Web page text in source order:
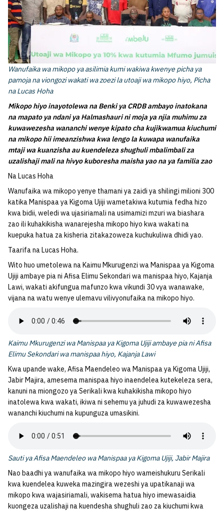
Wanufaika wa mikopo ya asilimia kumi wakiwa kwenye picha ya
pamoja na viongozi wakati wa zoezi la utoaji wa mikopo hiyo, Picha
na Lucas Hoha
Mikopo hiyo inayotolewa na Benki ya CRDB ambayo inatokana
na mapato ya ndani ya Halmashauri ni moja ya njia muhimu za
kuwawezesha wananchi wenye kipato cha kujikwamua kiuchumi
na mikopo hii imeanzishwa kwa lengo la kuwapa wanufaika
mtaji wa kuanzisha au kuendeleza shughuli mbalimbali za
uzalishaji mali na hivyo kuboresha maisha yao na ya familia zao
Na Lucas Hoha
Wanufaika wa mikopo yenye thamani ya zaidi ya shilingi milioni 300
katika Manispaa ya Kigoma Ujiji wametakiwa kutumia fedha hizo
kwa bidii, weledi wa ujasiriamali na usimamizi mzuri wa biashara
zao ili kuhakikisha wanarejesha mikopo hiyo kwa wakati na
kuepuka hatua za kisheria zitakazoweza kuchukuliwa dhidi yao.
Taarifa na Lucas Hoha.
Wito huo umetolewa na Kaimu Mkurugenzi wa Manispaa ya Kigoma
Ujiji ambaye pia ni Afisa Elimu Sekondari wa manispaa hiyo, Kajanja
Lawi, wakati akifungua mafunzo kwa vikundi 30 vya wanawake,
vijana na watu wenye ulemavu vilivyonufaika na mikopo hiyo.
Kaimu Mkurugenzi wa Manispaa ya Kigoma Ujiji ambaye pia ni Afisa
Elimu Sekondari wa manispaa hiyo, Kajanja Lawi
Kwa upande wake, Afisa Maendeleo wa Manispaa ya Kigoma Ujiji,
Jabir Majira, amesema manispaa hiyo inaendelea kutekeleza sera,
kanuni na miongozo ya Serikali kwa kuhakikisha mikopo hiyo
inatolewa kwa wakati, ikiwa ni sehemu ya juhudi za kuwawezesha
wananchi kiuchumi na kupunguza umasikini.
Sauti ya Afisa Maendeleo wa Manispaa ya Kigoma Ujiji, Jabir Majira
Nao baadhi ya wanufaika wa mikopo hiyo wameishukuru Serikali
kwa kuendelea kuweka mazingira wezeshi ya upatikanaji wa
mikopo kwa wajasiriamali, wakisema hatua hiyo imewasaidia
kuongeza uzalishaji na kuendesha shughuli zao za kiuchumi kwa